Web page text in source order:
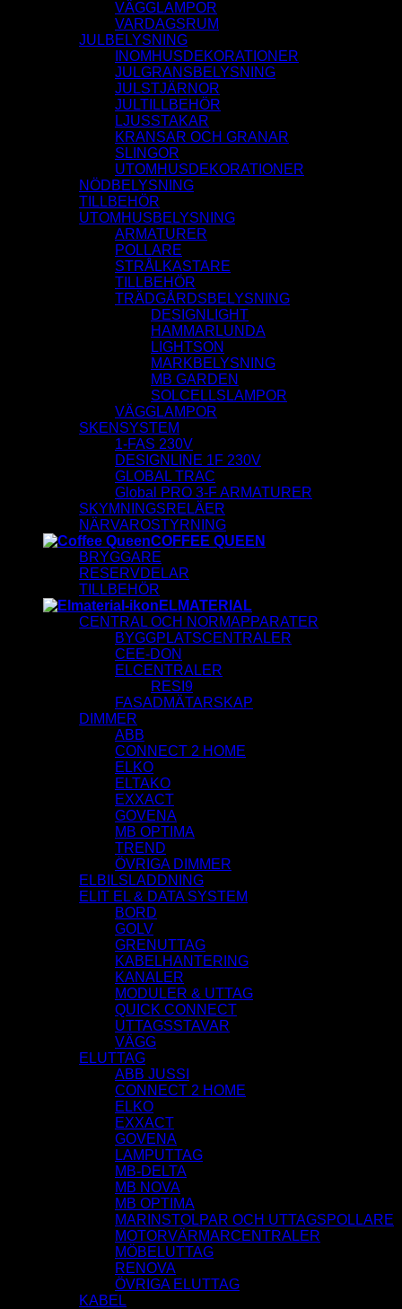
VÄGGLAMPOR
VARDAGSRUM
JULBELYSNING
INOMHUSDEKORATIONER
JULGRANSBELYSNING
JULSTJÄRNOR
JULTILLBEHÖR
LJUSSTAKAR
KRANSAR OCH GRANAR
SLINGOR
UTOMHUSDEKORATIONER
NÖDBELYSNING
TILLBEHÖR
UTOMHUSBELYSNING
ARMATURER
POLLARE
STRÅLKASTARE
TILLBEHÖR
TRÄDGÅRDSBELYSNING
DESIGNLIGHT
HAMMARLUNDA
LIGHTSON
MARKBELYSNING
MB GARDEN
SOLCELLSLAMPOR
VÄGGLAMPOR
SKENSYSTEM
1-FAS 230V
DESIGNLINE 1F 230V
GLOBAL TRAC
Global PRO 3-F ARMATURER
SKYMNINGSRELÄER
NÄRVAROSTYRNING
COFFEE QUEEN
BRYGGARE
RESERVDELAR
TILLBEHÖR
ELMATERIAL
CENTRAL OCH NORMAPPARATER
BYGGPLATSCENTRALER
CEE-DON
ELCENTRALER
RESI9
FASADMÄTARSKAP
DIMMER
ABB
CONNECT 2 HOME
ELKO
ELTAKO
EXXACT
GOVENA
MB OPTIMA
TREND
ÖVRIGA DIMMER
ELBILSLADDNING
ELIT EL & DATA SYSTEM
BORD
GOLV
GRENUTTAG
KABELHANTERING
KANALER
MODULER & UTTAG
QUICK CONNECT
UTTAGSSTAVAR
VÄGG
ELUTTAG
ABB JUSSI
CONNECT 2 HOME
ELKO
EXXACT
GOVENA
LAMPUTTAG
MB-DELTA
MB NOVA
MB OPTIMA
MARINSTOLPAR OCH UTTAGSPOLLARE
MOTORVÄRMARCENTRALER
MÖBELUTTAG
RENOVA
ÖVRIGA ELUTTAG
KABEL